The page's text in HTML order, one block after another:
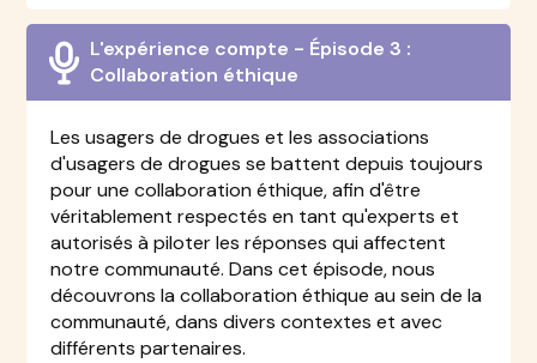
L'expérience compte - Épisode 3 :
Collaboration éthique
Les usagers de drogues et les associations
d'usagers de drogues se battent depuis toujours
pour une collaboration éthique, afin d'être
véritablement respectés en tant qu'experts et
autorisés à piloter les réponses qui affectent
notre communauté. Dans cet épisode, nous
découvrons la collaboration éthique au sein de la
communauté, dans divers contextes et avec
différents partenaires.